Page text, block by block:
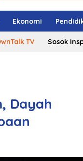
Ekonomi
TV Sosok
Dayah